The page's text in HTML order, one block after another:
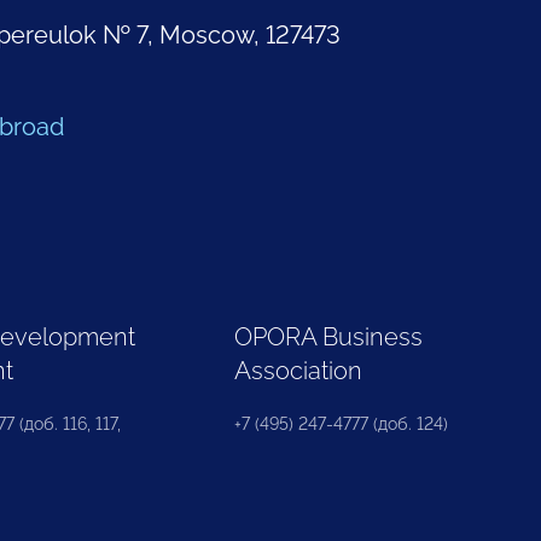
№ 7, Moscow, 127473
(доб. 116, 117,
OPORA Business
Association
+7 (495) 247-4777 (доб. 124)